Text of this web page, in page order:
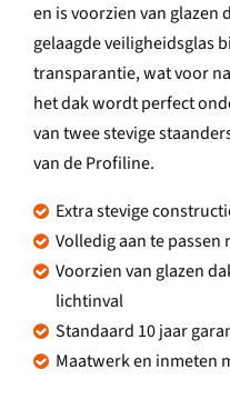
en is voorzien van
gelaagde veiligheidsglas
transparantie, wat voor
het dak wordt perfect
van twee stevige
van de Profiline.
Extra stevige
Volledig aan te passen
Voorzien van glazen
lichtinval
Standaard 10 jaar
Maatwerk en inmeten